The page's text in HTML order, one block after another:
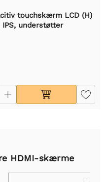
touchskærm LCD (H)
IPS, understøtter
HDMI-skærme